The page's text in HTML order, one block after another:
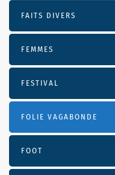
FAITS DIVERS
FEMMES
FESTIVAL
FOLIE VAGABONDE
FOOT